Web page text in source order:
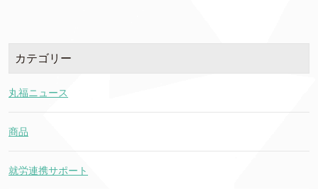
カテゴリー
丸福ニュース
商品
就労連携サポート